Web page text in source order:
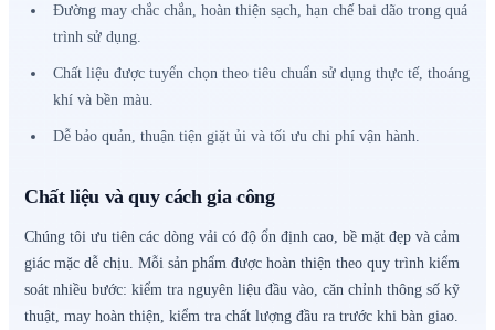
Đường may chắc chắn, hoàn thiện sạch, hạn chế bai dão trong quá
trình sử dụng.
Chất liệu được tuyển chọn theo tiêu chuẩn sử dụng thực tế, thoáng
khí và bền màu.
Dễ bảo quản, thuận tiện giặt ủi và tối ưu chi phí vận hành.
Chất liệu và quy cách gia công
Chúng tôi ưu tiên các dòng vải có độ ổn định cao, bề mặt đẹp và cảm
giác mặc dễ chịu. Mỗi sản phẩm được hoàn thiện theo quy trình kiểm
soát nhiều bước: kiểm tra nguyên liệu đầu vào, căn chỉnh thông số kỹ
thuật, may hoàn thiện, kiểm tra chất lượng đầu ra trước khi bàn giao.